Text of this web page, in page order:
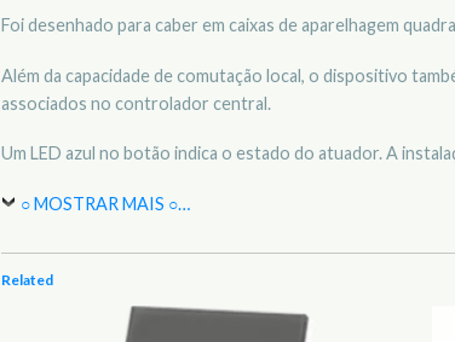
Foi desenhado para caber em caixas de aparelhagem
Além da capacidade de comutação local, o dispositivo
associados no controlador central.
Um LED azul no botão indica o estado do atuador. A
○ MOSTRAR MAIS ○…
Related